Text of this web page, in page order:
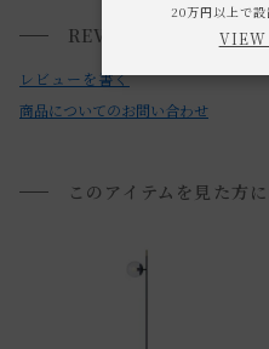
小型商品は、11,000円(税込)
際の商品とで色の見え方が異
ください。
REVIEWS
レビューを書く
商品についてのお問い合わせ
このアイテムを見た方
20万円以上で設
VIEW